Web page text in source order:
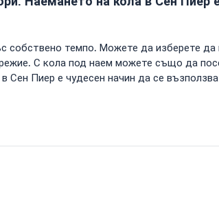
собствено темпо. Можете да изберете
С кола под наем можете също да
Сен Пиер е чудесен начин да се